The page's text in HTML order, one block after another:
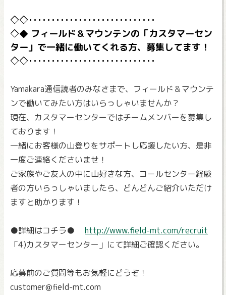
フィールド＆マウンテンの「カスタマーセン
ター」で一緒に働いてくれる方、募集してます！
Yamakara通信読者のみなさまで、フィールド＆マウンテ
ンで働いてみたい方はいらっしゃいませんか？
現在、カスタマーセンターではチームメンバーを募集し
ております！
一緒にお客様の山登りをサポートし応援したい方、是非
一度ご連絡くださいませ！
ご家族やご友人の中に山好きな方、コールセンター経験
者の方いらっしゃいましたら、どんどんご紹介いただけ
ますと助かります！
●詳細はコチラ● http://www.field-mt.com/recruit
「4)カスタマーセンター」にて詳細ご確認ください。
応募前のご質問等もお気軽にどうぞ！
customer@field-mt.com